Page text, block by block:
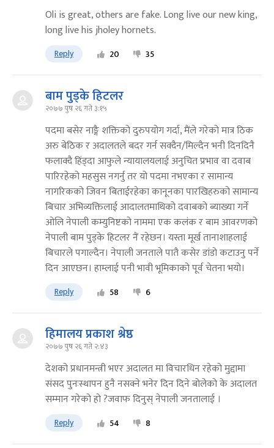
Oli is great, others are fake. Long live our new king,
long live his jholey hornets.
Reply 20 35
बाम पुड्के हिटलर
२०७७ पुष २६ गते ३:१५
पदमा बसेर नाङ्गै शक्तिको दुरुपयोग गर्दा, मैंले गरेको मात्र ठिक
अरु बेठिक र अदालतले बदर गर्न सक्दैन/मिल्दैन भनी दिनदिनै
फलाक्दै हिंड्दा आफुले न्यायालयलाई अनुचित प्रभाव वा दवाब
पारिरहेको महसुस नगर्नु तर यो पदमा नभएका र सामान्य
नागरिकको जिवन बिताईरहेका कानूनका पारखिहरुको सामान्य
बिचार अभिव्यक्तिलाई आदालतमाथिको दवाबको ब्याख्या गर्ने
ओलि नेपाली कम्युनिष्टको नाममा एक कलंक र बाम आवरणको
नेपाली बाम पुड्के हिटलर नैं रहेछन। यस्ता मूर्ख तानाशाहलाई
बिचारले पगाल्दैन। नेपाली जनताले पातै कसेर डांडो कटाउनु पर्ने
दिन आएछन। हाम्लाई पनी भावी भूमिकाको पूर्व चेतना भयो।
Reply 58 6
हिमालय प्रकाश श्रेष्ठ
२०७७ पुष २६ गते २:४३
देशको प्रधानमन्त्री भएर अदालत मा विचारधिन रहेको मुद्दामा
संसद पुनःस्थापन हुनै नसक्ने भनेर दिन दिने बोलेको के अदालत
सम्मान गरेको हो ?जवाफ दिनुस् नेपाली जनतालाई ।
Reply 54 8